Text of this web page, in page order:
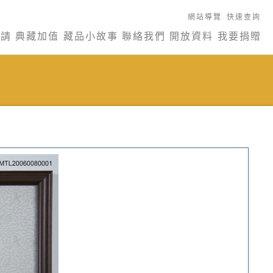
網站導覽 快速查詢
典藏加值 藏品小故事 聯絡我們 開放資料 我要捐贈